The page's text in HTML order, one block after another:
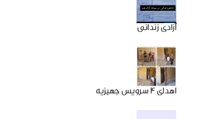
آزادی زندانی
اهدای 4 سرویس جهیزیه